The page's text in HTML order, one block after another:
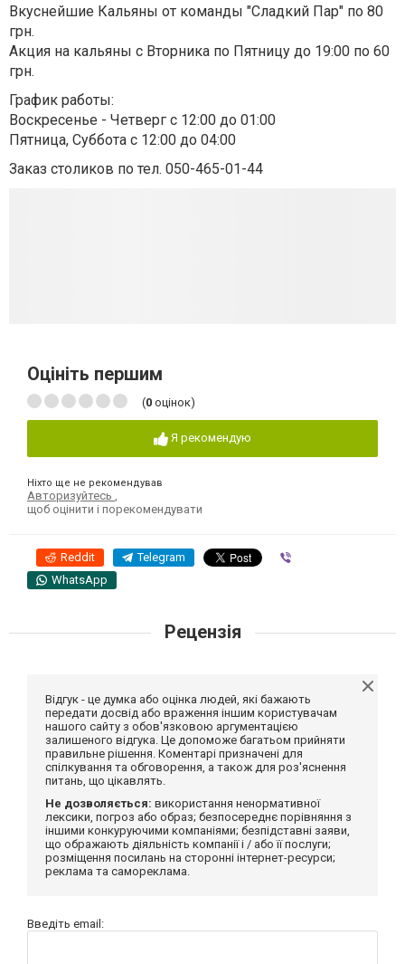
Вкуснейшие Кальяны от команды "Сладкий Пар" по 80
грн.
Акция на кальяны с Вторника по Пятницу до 19:00 по 60
грн.
График работы:
Воскресенье - Четверг с 12:00 до 01:00
Пятница, Суббота с 12:00 до 04:00
Заказ столиков по тел. 050-465-01-44
Оцініть першим
(0 оцінок)
Я рекомендую
Ніхто ще не рекомендував
Авторизуйтесь
щоб оцінити і порекомендувати
Reddit Telegram
WhatsApp
Рецензія
Відгук - це думка або оцінка людей, які бажають
передати досвід або враження іншим користувачам
нашого сайту з обов'язковою аргументацією
залишеного відгука. Це допоможе багатьом прийняти
правильне рішення. Коментарі призначені для
спілкування та обговорення, а також для роз'яснення
питань, що цікавлять.
Не дозволяється: використання ненормативної
лексики, погроз або образ; безпосереднє порівняння з
іншими конкуруючими компаніями; безпідставні заяви,
що ображають діяльність компанії і / або її послуги;
розміщення посилань на сторонні інтернет-ресурси;
реклама та самореклама.
Введіть email: